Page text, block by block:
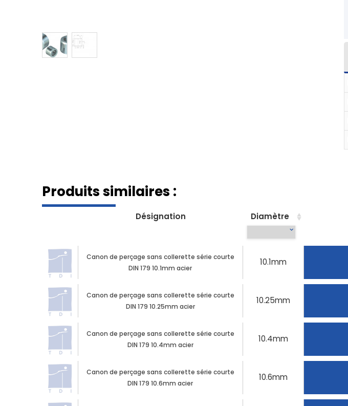
Produits similaires :
Désignation Diamètre
Canon de perçage sans collerette série courte
DIN 179 10.1mm acier
10.1mm
Canon de perçage sans collerette série courte
DIN 179 10.25mm acier
10.25mm
Canon de perçage sans collerette série courte
DIN 179 10.4mm acier
10.4mm
Canon de perçage sans collerette série courte
DIN 179 10.6mm acier
10.6mm